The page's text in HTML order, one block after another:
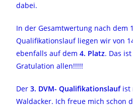
dabei.
In der Gesamtwertung nach dem
Qualifikationslauf liegen wir von
ebenfalls auf dem4. Platz. Das
Gratulation allen!!!!!
Der3. DVM- Qualifikationslaufist
Waldacker. Ich freue mich schon